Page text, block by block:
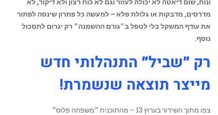
מדרסים, מדבקות או גלולת פלא – למעשה כל פתרון שינסה לפתור
את עודף המשקל בלי לטפל ב״גורם ההשמנה״ רק יגרום לתסכול
נוסף.
רק ״שביל״ התנהלותי חדש
מייצר תוצאה שנשמרת!
צפו מתוך השידור בערוץ 13 – מהתוכנית ״משפחה פלוס״